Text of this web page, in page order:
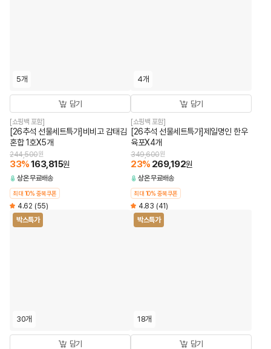
5개
담기
[쇼핑백 포함]
[26추석 선물세트특가]비비고 감태김
혼합 1호X5개
244,500원
33%163,815원
상온무료배송
최대 10% 중복쿠폰
4.62 (55)
4개
담기
[쇼핑백 포함]
[26추석 선물세트특가]제일명인 한우
육포X4개
349,600원
23% 269,192원
상온무료배송
최대 10% 중복쿠폰
4.83 (41)
박스특가
30개
담기
박스특가
18개
담기